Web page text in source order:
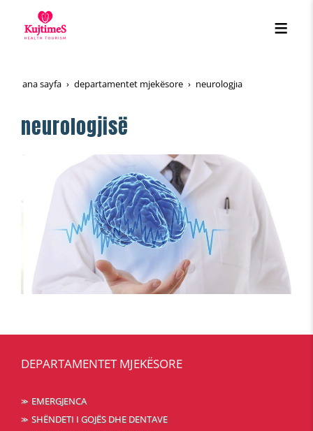
ana sayfa departamentet mjekësore neurologjia
neurologjisë
DEPARTAMENTET MJEKËSORE
EMERGJENCA
SHËNDETI I GOJËS DHE DENTAVE